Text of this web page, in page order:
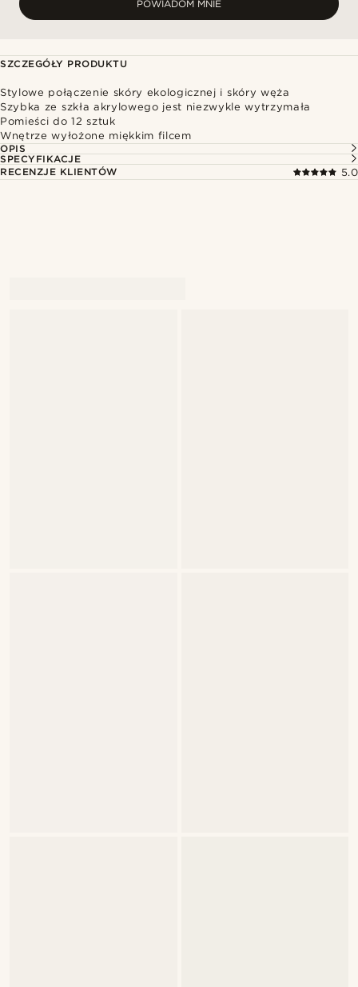
POWIADOM MNIE
SZCZEGÓŁY PRODUKTU
Stylowe połączenie skóry ekologicznej i skóry węża
Szybka ze szkła akrylowego jest niezwykle wytrzymała
Pomieści do 12 sztuk
Wnętrze wyłożone miękkim filcem
OPIS
SPECYFIKACJE
RECENZJE KLIENTÓW
5.0